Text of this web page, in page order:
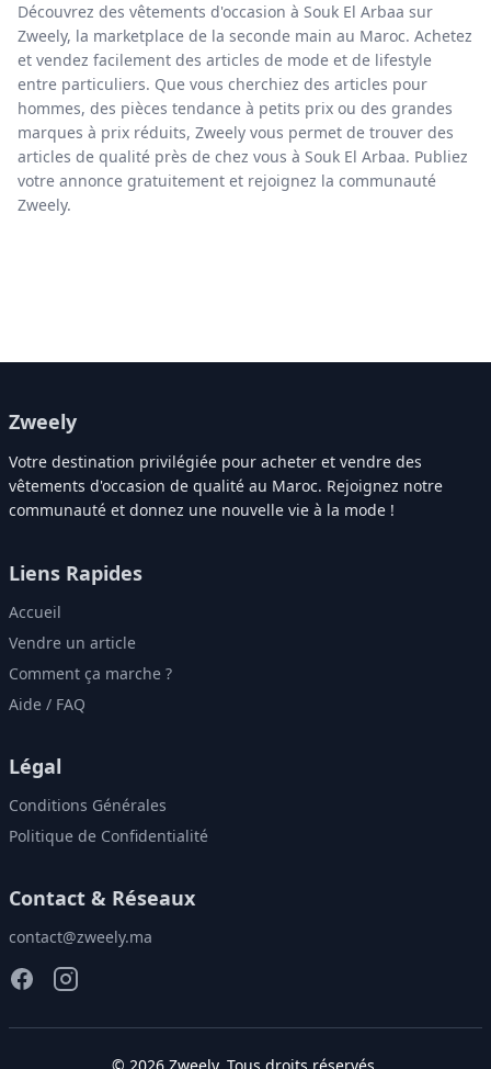
Découvrez des vêtements d'occasion à Souk El Arbaa sur
Zweely, la marketplace de la seconde main au Maroc. Achetez
et vendez facilement des articles de mode et de lifestyle
entre particuliers. Que vous cherchiez des articles pour
hommes, des pièces tendance à petits prix ou des grandes
marques à prix réduits, Zweely vous permet de trouver des
articles de qualité près de chez vous à Souk El Arbaa. Publiez
votre annonce gratuitement et rejoignez la communauté
Zweely.
Zweely
Votre destination privilégiée pour acheter et vendre des
vêtements d'occasion de qualité au Maroc. Rejoignez notre
communauté et donnez une nouvelle vie à la mode !
Liens Rapides
Accueil
Vendre un article
Comment ça marche ?
Aide / FAQ
Légal
Conditions Générales
Politique de Confidentialité
Contact & Réseaux
contact@zweely.ma
© 2026 Zweely. Tous droits réservés.